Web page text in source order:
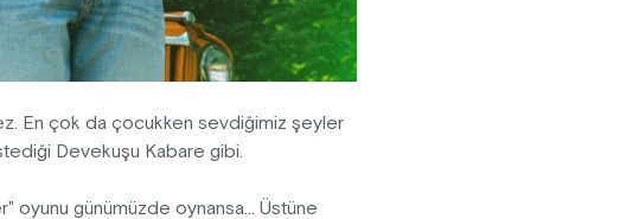
En çok da çocukken sevdiğimiz şeyler
Devekuşu Kabare gibi.
oyunu günümüzde oynansa... Üstüne